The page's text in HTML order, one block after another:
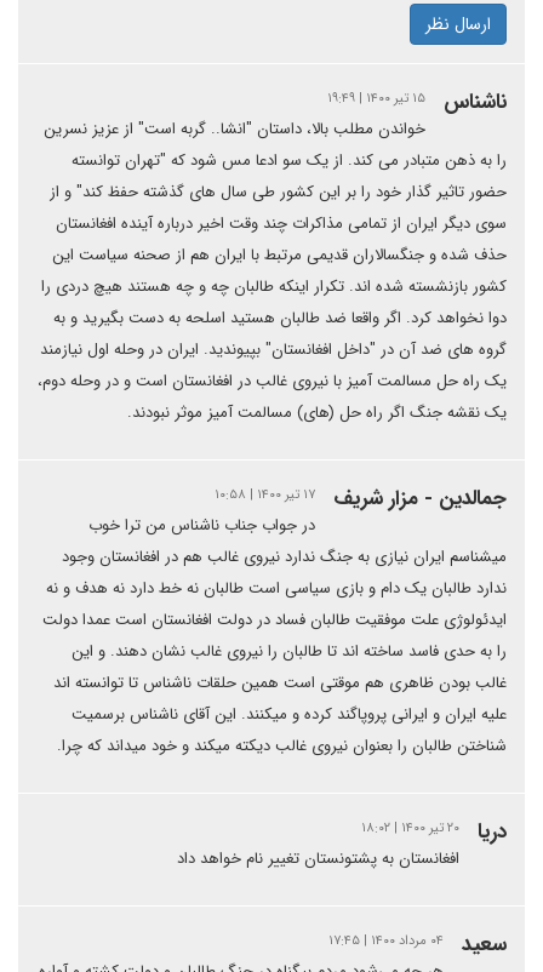
ارسال نظر
ناشناس ۱۵ تیر ۱۴۰۰ | ۱۹:۴۹
خواندن مطلب بالا، داستان "انشا.. گربه است" از عزیز نسرین
را به ذهن متبادر می کند. از یک سو ادعا مس شود که "تهران توانسته
حضور تاثیر گذار خود را بر این کشور طی سال های گذشته حفظ کند" و از
سوی دیگر ایران از تمامی مذاکرات چند وقت اخیر درباره آینده افغانستان
حذف شده و جنگسالاران قدیمی مرتبط با ایران هم از صحنه سیاست این
کشور بازنشسته شده اند. تکرار اینکه طالبان چه و چه هستند هیچ دردی را
دوا نخواهد کرد. اگر واقعا ضد طالبان هستید اسلحه به دست بگیرید و به
گروه های ضد آن در "داخل افغانستان" بپیوندید. ایران در وحله اول نیازمند
یک راه حل مسالمت آمیز با نیروی غالب در افغانستان است و در وحله دوم،
یک نقشه جنگ اگر راه حل (های) مسالمت آمیز موثر نبودند.
جمالدین - مزار شریف ۱۷ تیر ۱۴۰۰ | ۱۰:۵۸
در جواب جناب ناشناس من ترا خوب
میشناسم ایران نیازی به جنگ ندارد نیروی غالب هم در افغانستان وجود
ندارد طالبان یک دام و بازی سیاسی است طالبان نه خط دارد نه هدف و نه
ایدئولوژی علت موفقیت طالبان فساد در دولت افغانستان است عمدا دولت
را به حدی فاسد ساخته اند تا طالبان را نیروی غالب نشان دهند. و این
غالب بودن ظاهری هم موقتی است همین حلقات ناشناس تا توانسته اند
علیه ایران و ایرانی پروپاگند کرده و میکنند. این آقای ناشناس برسمیت
شناختن طالبان را بعنوان نیروی غالب دیکته میکند و خود میداند که چرا.
دریا ۲۰ تیر ۱۴۰۰ | ۱۸:۰۲
افغانستان به پشتونستان تغییر نام خواهد داد
سعید ۰۴ مرداد ۱۴۰۰ | ۱۷:۴۵